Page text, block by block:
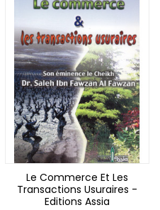
(1 avis)
Le Commerce Et Les
Transactions Usuraires -
Editions Assia